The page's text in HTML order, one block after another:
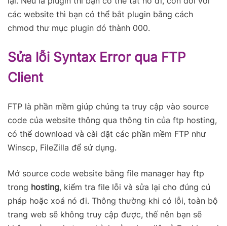
các website thì bạn có thể bắt plugin bằng cách
chmod thư mục plugin đó thành 000.
Sửa lỗi Syntax Error qua FTP
Client
FTP là phần mềm giúp chúng ta truy cập vào source
code của website thông qua thông tin của ftp hosting,
có thể download và cài đặt các phần mềm FTP như
Winscp, FileZilla để sử dụng.
Mở source code website bằng file manager hay ftp
trong hosting, kiểm tra file lỗi và sửa lại cho đúng cú
pháp hoặc xoá nó đi. Thông thường khi có lỗi, toàn bộ
trang web sẽ không truy cập được, thế nên bạn sẽ